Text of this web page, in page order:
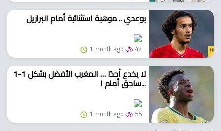
بوعدي .. موهبة استثنائية أمام البرازيل
1 month ago 42
1-1 لا يخدع أحدًا … المغرب الأفضل بشكل
ساحق أمام ا...
1 month ago 55